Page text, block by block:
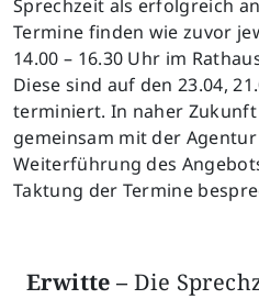
Sprechzeit als erfolgreich
Termine finden wie zuvor
14.00 – 16.30 Uhr im
Diese sind auf den 23.04,
terminiert. In naher
gemeinsam mit der
Weiterführung des
Taktung der Termine
Erwitte – Die